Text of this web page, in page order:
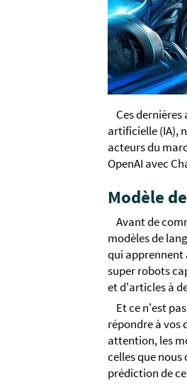
Ces
artificielle (IA),
acteurs du
OpenAI avec
Modèle
Avant de
modèles de
qui apprennent
super robots
et d'articles à
Et ce n'est
répondre à vos
attention, les
celles que
prédiction de